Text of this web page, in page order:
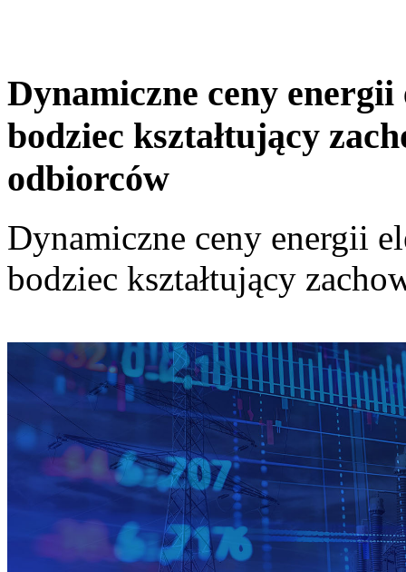
Dynamiczne ceny
bodziec kształtujący
odbiorców
Dynamiczne ceny energii
bodziec kształtujący